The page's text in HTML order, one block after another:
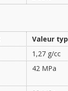
Valeur
1,27 g/cc
42 MPa